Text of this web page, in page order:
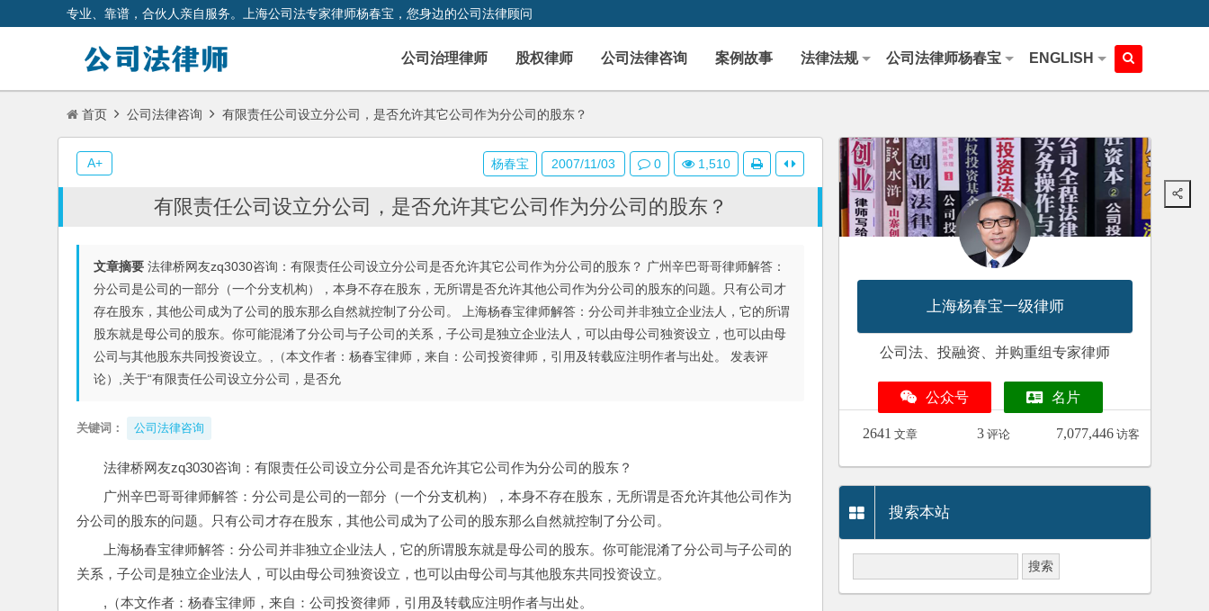
专业、靠谱，合伙人亲自服务。上海公司法专家律师杨春宝，您身边的公司法律顾问
公司治理律师 股权律师 公司法律咨询 案例故事 法律法规 公司法律师杨春宝 ENGLISH
首页 公司法律咨询 有限责任公司设立分公司，是否允许其它公司作为分公司的股东？
有限责任公司设立分公司，是否允许其它公司作为分公司的股东？
文章摘要 法律桥网友zq3030咨询：有限责任公司设立分公司是否允许其它公司作为分公司的股东？ 广州辛巴哥哥律师解答：
分公司是公司的一部分（一个分支机构），本身不存在股东，无所谓是否允许其他公司作为分公司的股东的问题。只有公司才
存在股东，其他公司成为了公司的股东那么自然就控制了分公司。 上海杨春宝律师解答：分公司并非独立企业法人，它的所谓
股东就是母公司的股东。你可能混淆了分公司与子公司的关系，子公司是独立企业法人，可以由母公司独资设立，也可以由母
公司与其他股东共同投资设立。,（本文作者：杨春宝律师，来自：公司投资律师，引用及转载应注明作者与出处。 发表评
论）,关于“有限责任公司设立分公司，是否允
关键词： 公司法律咨询
法律桥网友zq3030咨询：有限责任公司设立分公司是否允许其它公司作为分公司的股东？
广州辛巴哥哥律师解答：分公司是公司的一部分（一个分支机构），本身不存在股东，无所谓是否允许其他公司作为
分公司的股东的问题。只有公司才存在股东，其他公司成为了公司的股东那么自然就控制了分公司。
上海杨春宝律师解答：分公司并非独立企业法人，它的所谓股东就是母公司的股东。你可能混淆了分公司与子公司的
关系，子公司是独立企业法人，可以由母公司独资设立，也可以由母公司与其他股东共同投资设立。
,（本文作者：杨春宝律师，来自：公司投资律师，引用及转载应注明作者与出处。
杨春宝 2007/11/03 0 1,510
A+
上海杨春宝一级律师
公司法、投融资、并购重组专家律师
公众号 名片
2641 文章 3 评论 7,077,446 访客
搜索本站